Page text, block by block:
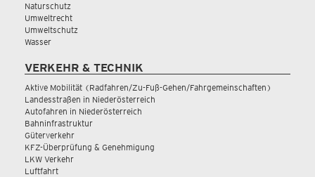
Naturschutz
Umweltrecht
Umweltschutz
Wasser
VERKEHR & TECHNIK
Aktive Mobilität (Radfahren/Zu-Fuß-Gehen/Fahrgemeinschaften)
Landesstraßen in Niederösterreich
Autofahren in Niederösterreich
Bahninfrastruktur
Güterverkehr
KFZ-Überprüfung & Genehmigung
LKW Verkehr
Luftfahrt